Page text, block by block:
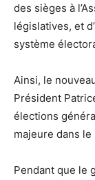
des sièges à
législatives, et
système
Ainsi, le
Président
élections
majeure dans
Pendant que le